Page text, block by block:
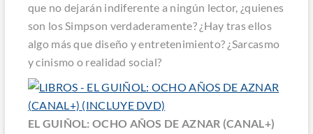
que no dejarán indiferente a ningún lector, ¿quienes
son los Simpson verdaderamente? ¿Hay tras ellos
algo más que diseño y entretenimiento? ¿Sarcasmo
y cinismo o realidad social?
EL GUIÑOL: OCHO AÑOS DE AZNAR (CANAL+)